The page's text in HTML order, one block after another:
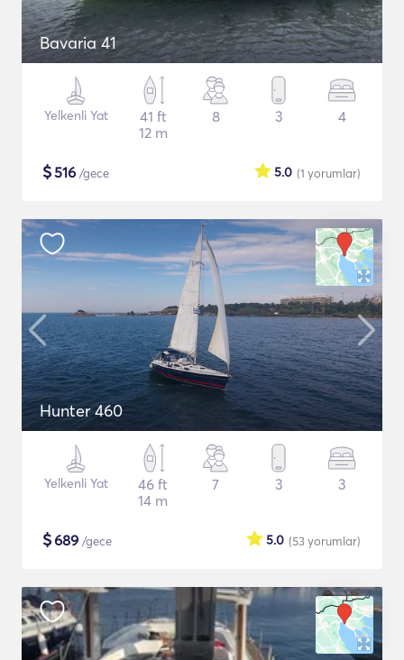
Bavaria 41
Yelkenli Yat
41 ft
12 m
8 3 4
$516 /gece (1 yorumlar)
5.0
Hunter 460
Yelkenli Yat
46 ft
14 m
7 3 3
$689 /gece (53yorumlar)
5.0